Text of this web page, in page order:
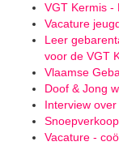
VGT Kermis -
Vacature
Leer
voor de VGT
Vlaamse
Doof & Jong
Interview
Vacature -